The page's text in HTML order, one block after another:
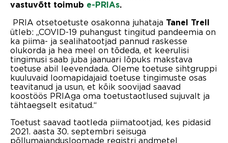
vastuvõtt toimub e-PRIAs.
PRIA otsetoetuste osakonna juhataja Tanel Trell
ütleb: „COVID-19 puhangust tingitud pandeemia on
ka piima- ja sealihatootjad pannud raskesse
olukorda ja hea meel on tõdeda, et keerulisi
tingimusi saab juba jaanuari lõpuks makstava
toetuse abil leevendada. Oleme toetuse sihtgruppi
kuuluvaid loomapidajaid toetuse tingimuste osas
teavitanud ja usun, et kõik soovijad saavad
koostöös PRIAga oma toetustaotlused sujuvalt ja
tähtaegselt esitatud.“
Toetust saavad taotleda piimatootjad, kes pidasid
2021. aasta 30. septembri seisuga
põllumajandusloomade registri andmetel